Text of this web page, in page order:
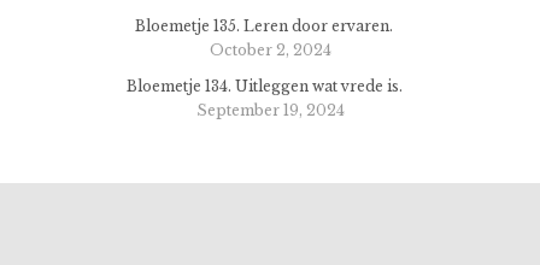
Bloemetje 135. Leren door ervaren.
October 2, 2024
Bloemetje 134. Uitleggen wat vrede is.
September 19, 2024